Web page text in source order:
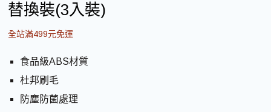
替換裝(3入裝)
全站滿499元免運
食品級ABS材質
杜邦刷毛
防塵防菌處理